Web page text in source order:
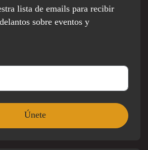
lista de emails para recibir
sobre eventos y